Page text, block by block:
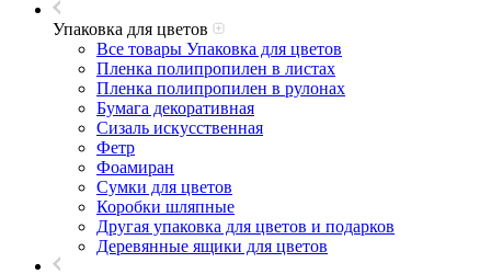
Упаковка для цветов
Все товары Упаковка для цветов
Пленка полипропилен в листах
Пленка полипропилен в рулонах
Бумага декоративная
Сизаль искусственная
Фетр
Фоамиран
Сумки для цветов
Коробки шляпные
Другая упаковка для цветов и подарков
Деревянные ящики для цветов